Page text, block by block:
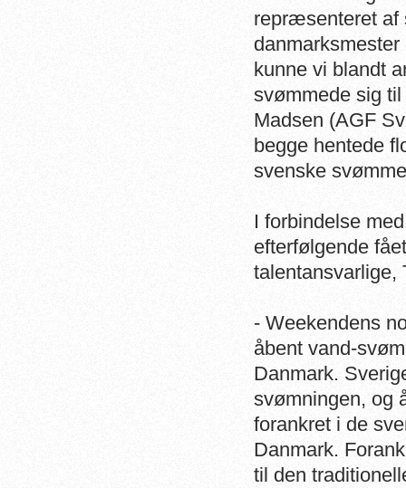
repræsenteret af
kunne vi blandt
svømmede sig
Madsen (AGF
begge hentede
svenske
I forbindelse
efterfølgende
talentansvarlige,
- Weekendens
åbent vand-
Danmark.
svømningen, og
forankret i de
Danmark.
til den